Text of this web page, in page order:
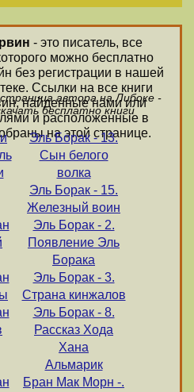
- это писатель, все
можно бесплатно
без регистрации в нашей
Ссылки на все книги
найденные нами или
и расположенные в
на этой странице.
автора на Либоке -
бесплатно книги
Эль Борак - 13.
Сын белого
волка
Эль Борак - 15.
Железный воин
Эль Борак - 2.
Появление Эль
Борака
Эль Борак - 3.
Страна кинжалов
Эль Борак - 8.
Рассказ Хода
Хана
Альмарик
Бран Мак Морн -.